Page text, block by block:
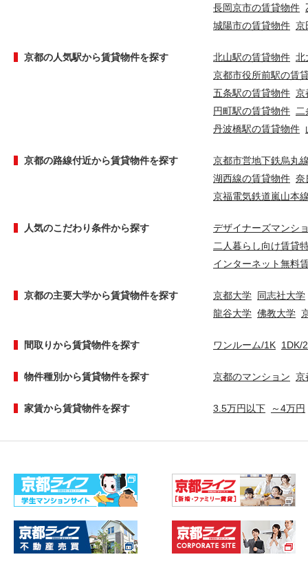
長岡京市の賃貸物件
城陽市の賃貸物件 京
京都の人気駅から賃貸物件を探す 北山駅の賃貸物件 北
京都市役所前駅の賃
五条駅の賃貸物件 京
円町駅の賃貸物件
丹波橋駅の賃貸物件
京都の路線付近から賃貸物件を探す
京都市営地下鉄烏丸
湖西線の賃貸物件 奈
京福電気鉄道嵐山本
人気のこだわり条件から探す
デザイナーズマンシ
二人暮らし向け賃貸
インターネット無料
京都の主要大学から賃貸物件を探す 京都大学 同志社大学
龍谷大学 佛教大学
間取りから賃貸物件を探す ワンルーム/1K 1DK/
物件種別から賃貸物件を探す 京都のマンション 京
家賃から賃貸物件を探す 3.5万円以下 ～4万円